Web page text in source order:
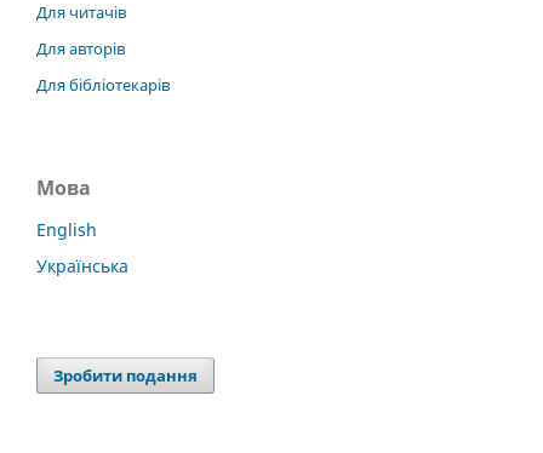
Для читачів
Для авторів
Для бібліотекарів
Мова
English
Українська
Зробити подання